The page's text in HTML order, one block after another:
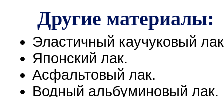
Другие материалы:
Эластичный каучуковый
Японский лак.
Асфальтовый лак.
Водный альбуминовый лак.